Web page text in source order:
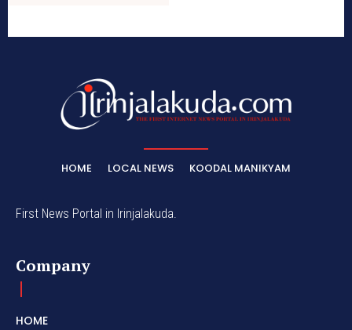
HOME LOCAL NEWS KOODAL MANIKYAM
First News Portal in Irinjalakuda.
Company
HOME